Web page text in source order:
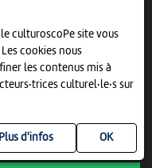
culturoscoPe site vous
cookies nous
les contenus mis à
culturel·le·s sur
Plus d'infos